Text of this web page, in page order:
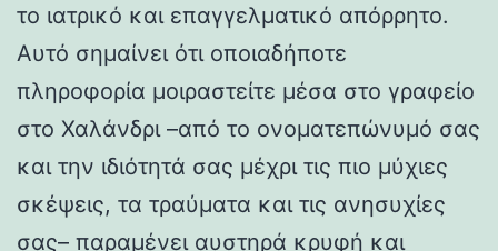
το ιατρικό και επαγγελματικό απόρρητο.
Αυτό σημαίνει ότι οποιαδήποτε
πληροφορία μοιραστείτε μέσα στο γραφείο
στο Χαλάνδρι –από το ονοματεπώνυμό σας
και την ιδιότητά σας μέχρι τις πιο μύχιες
σκέψεις, τα τραύματα και τις ανησυχίες
σας– παραμένει αυστηρά κρυφή και